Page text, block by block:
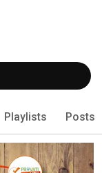
Playlists Posts